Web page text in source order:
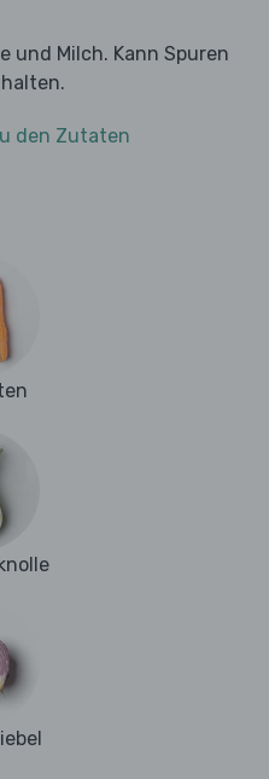
und Milch. Kann Spuren
den Zutaten